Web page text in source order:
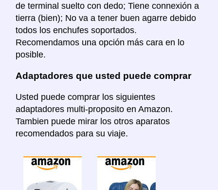
de terminal suelto con dedo; Tiene connexión a
tierra (bien); No va a tener buen agarre debido
todos los enchufes soportados.
Recomendamos una opción más cara en lo
posible.
Adaptadores que usted puede comprar
Usted puede comprar los siguientes
adaptadores multi-proposito en Amazon.
Tambien puede mirar los otros aparatos
recomendados para su viaje.